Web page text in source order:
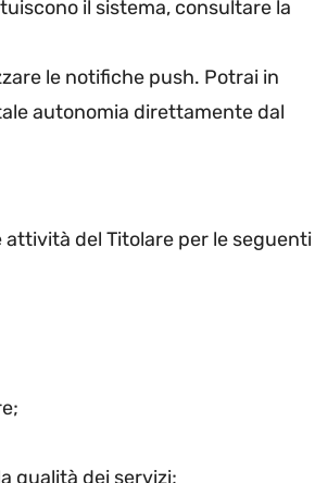
il sistema, consultare la
le notifiche push. Potrai in
autonomia direttamente dal
attività del Titolare per le seguenti
qualità dei servizi;